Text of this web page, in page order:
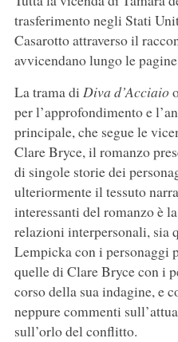
trasferimento negli Stati
Casarotto attraverso il
avvicendano lungo le
La trama di Diva d’Acciaio
per l’approfondimento e
principale, che segue le
Clare Bryce, il romanzo
di singole storie dei
ulteriormente il tessuto
interessanti del romanzo è
relazioni interpersonali, sia
Lempicka con i personaggi
quelle di Clare Bryce con i
corso della sua indagine, e
neppure commenti
sull’orlo del conflitto.